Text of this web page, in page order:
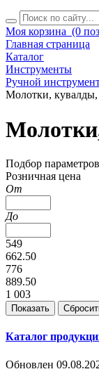
Моя корзина (0
Главная страница
Каталог
Инструменты
Ручной
Молотки,
Подбор параметров
Розничная цена
От
До
549
662.50
776
889.50
1 003
Каталог
Обновлен